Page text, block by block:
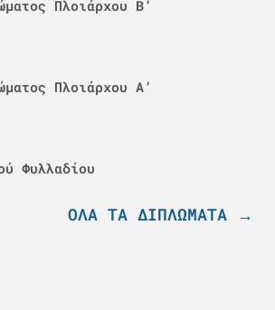
Πλοιάρχου Β’
Πλοιάρχου Α’
Φυλλαδίου
ΟΛΑ ΤΑ ΔΙΠΛΩΜΑΤΑ →